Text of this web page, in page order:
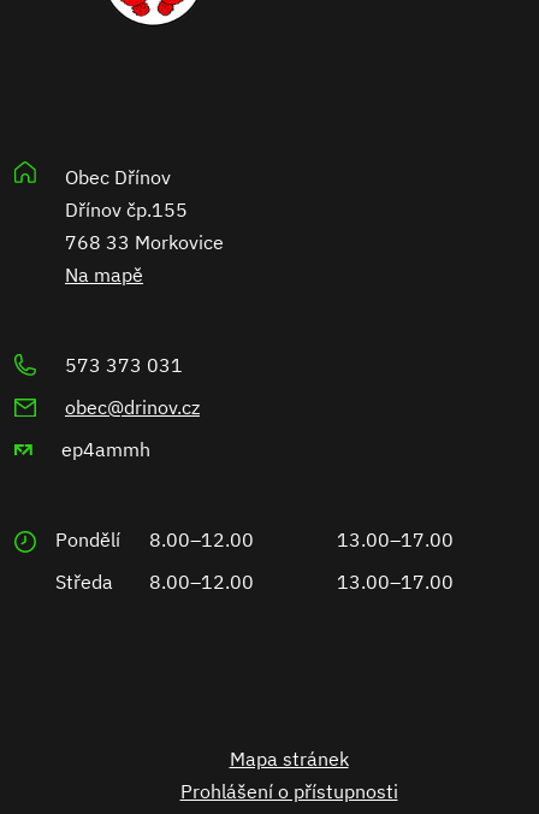
Obec Dřínov
Dřínov čp.155
768 33 Morkovice
Na mapě
573 373 031
obec@drinov.cz
ep4ammh
Pondělí 8.00–12.00
13.00–17.00
Středa
8.00–12.00 13.00–17.00
Mapa stránek
Prohlášení o přístupnosti